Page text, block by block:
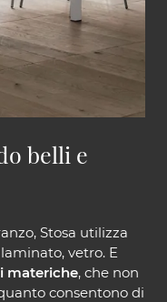
belli e
Stosa utilizza
vetro. E
materiche, che non
consentono di